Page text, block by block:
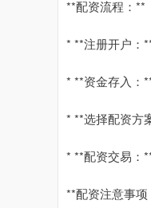
**配资流程：**
* **注册开户：
* **资金存入：
* **选择配资方
* **配资交易：
**配资注意事项